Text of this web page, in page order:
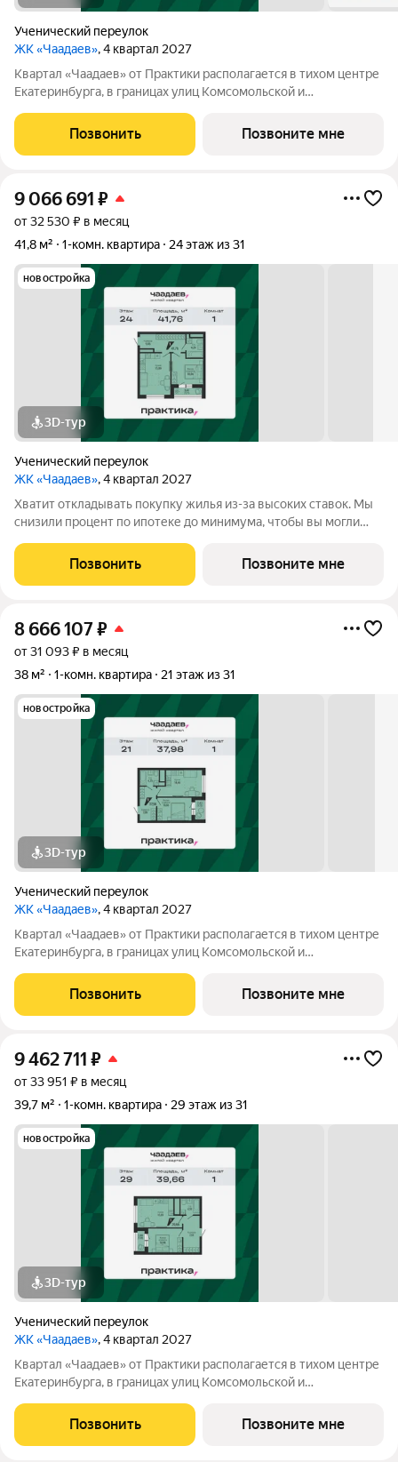
Ученический переулок
ЖК «Чаадаев», 4 квартал 2027
Квартал «Чаадаев» от Практики располагается в тихом центре
Екатеринбурга, в границах улиц Комсомольской и
предлагая резидентам тишину в центре города.В шаговой
доступности ведущие вузы, театры,
Позвонить Позвоните мне
9 066 691 ₽
от 32 530 ₽ в месяц
41,8 м²
1-комн. квартира 24 этаж из 31
новостройка
3D-тур
Ученический переулок
ЖК «Чаадаев», 4 квартал 2027
Хватит откладывать покупку жилья из-за высоких ставок. Мы
снизили процент по ипотеке до минимума, чтобы вы могли
для всех от 0,11%. Узнай свое выгодное предложение в отделе
продаж прямо
Позвонить Позвоните мне
8 666 107₽
от 31 093 ₽ в месяц
38 м²
1-комн. квартира 21 этаж из 31
новостройка
3D-тур
Ученический переулок
ЖК «Чаадаев», 4 квартал 2027
Квартал «Чаадаев» от Практики располагается в тихом центре
Екатеринбурга, в границах улиц Комсомольской и
предлагая резидентам тишину в центре города.В шаговой
доступности ведущие вузы, театры,
Позвонить Позвоните мне
9 462 711 ₽
от 33 951 ₽ в месяц
39,7 м²
1-комн. квартира 29 этаж из 31
новостройка
3D-тур
Ученический переулок
ЖК «Чаадаев», 4 квартал 2027
Квартал «Чаадаев» от Практики располагается в тихом центре
Екатеринбурга, в границах улиц Комсомольской и
предлагая резидентам тишину в центре города.В шаговой
доступности ведущие вузы, театры,
Позвонить Позвоните мне